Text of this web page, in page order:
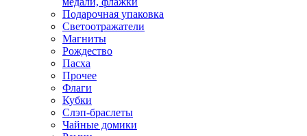
Подарочная упаковка
Светоотражатели
Магниты
Рождество
Пасха
Прочее
Флаги
Кубки
Слэп-браслеты
Чайные домики